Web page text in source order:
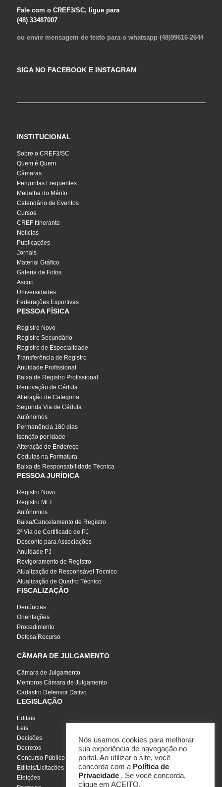
Fale com o CREF3/SC, ligue para
(48) 33487007
ou envie mensagem de texto para o whatsapp (48)99616-2644
SIGA NO FACEBOOK E INSTAGRAM
INSTITUCIONAL
Sobre o CREF3/SC
Quem é Quem
Câmaras
Perguntas Frequentes
Medalha do Mérito
Calendário de Eventos
Cursos
CREF Itinerante
Notícias
Publicações
Jornais
Material Gráfico
Galeria de Fotos
Ascop
Universidades
Federações Esportivas
PESSOA FÍSICA
Registro Novo
Registro Secundário
Registro de Especialidade
Transferência de Registro
Anuidade Profissional
Baixa de Registro Profissional
Renovação de Cédula
Alteração de Categoria
Segunda Via de Cédula
Autônomos
Permanência 180 dias
Isenção por Idade
Alteração de Endereço
Cédulas na Formatura
Baixa de Responsabilidade Técnica
PESSOA JURÍDICA
Registro Novo
Registro MEI
Autônomos
Baixa/Cancelamento de Registro
2ª Via de Certificado de PJ
Desconto para Associações
Anuidade PJ
Revigoramento de Registro
Atualização de Responsável Técnico
Atualização de Quadro Técnico
FISCALIZAÇÃO
Denúncias
Orientações
Procedimento
Defesa|Recurso
CÂMARA DE JULGAMENTO
Câmara de Julgamento
Membros Câmara de Julgamento
Cadastro Defensor Dativo
LEGISLAÇÃO
Editais
Leis
Decisões
Decretos
Concurso Público
Editais/Licitações
Eleições
Nós usamos cookies para melhorar
sua experiência de navegação no
portal. Ao utilizar o site, você
concorda com a Política de
Privacidade . Se você concorda,
clique em ACEITO.